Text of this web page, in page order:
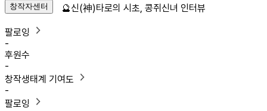
창작자센터
팔로잉
-
후원수
-
창작생태계 기여도
-
팔로잉
🔮신(神)타로의 시초, 콩쥐신녀 인터뷰